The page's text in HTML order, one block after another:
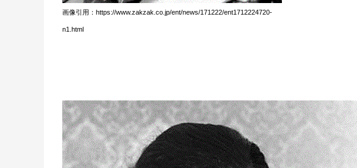
画像引用：https://www.zakzak.co.jp/ent/news/171222/ent1712224720-
n1.html